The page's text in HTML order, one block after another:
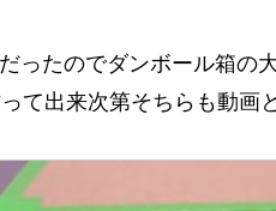
ったのでダンボール箱の
て出来次第そちらも動画